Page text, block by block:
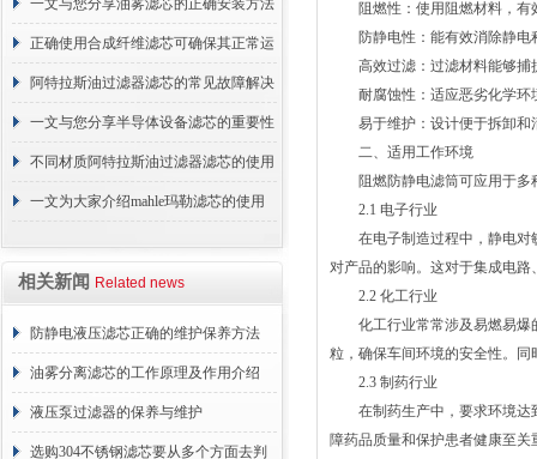
法解决
一文与您分享油雾滤芯的正确安装方法
正确使用合成纤维滤芯可确保其正常运
行
阿特拉斯油过滤器滤芯的常见故障解决
方法介绍
一文与您分享半导体设备滤芯的重要性
不同材质阿特拉斯油过滤器滤芯的使用
周期区别介绍
一文为大家介绍mahle玛勒滤芯的使用
相关新闻 Related news
防静电液压滤芯正确的维护保养方法
油雾分离滤芯的工作原理及作用介绍
液压泵过滤器的保养与维护
选购304不锈钢滤芯要从多个方面去判
阻燃性：使用阻燃材料，有
防静电性：能有效消除静电
高效过滤：过滤材料能够捕
耐腐蚀性：适应恶劣化学环
易于维护：设计便于拆卸和
二、适用工作环境
阻燃防静电滤筒可应用于多
2.1 电子行业
在电子制造过程中，静电对敏
对产品的影响。这对于集成电
2.2 化工行业
化工行业常常涉及易燃易爆的
粒，确保车间环境的安全性。
2.3 制药行业
在制药生产中，要求环境达到
障药品质量和保护患者健康至关